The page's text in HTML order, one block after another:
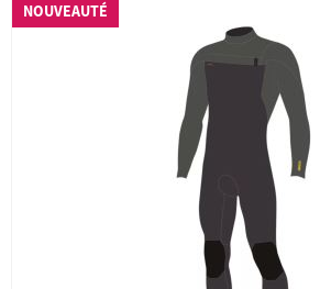
NOUVEAUTÉ